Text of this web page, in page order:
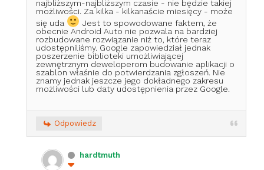
najbliższym-najbliższym czasie - nie będzie takiej
możliwości. Za kilka - kilkanaście miesięcy - może
się uda
Jest to spowodowane faktem, że
obecnie Android Auto nie pozwala na bardziej
rozbudowane rozwiązanie niż to, które teraz
udostępniliśmy. Google zapowiedział jednak
poszerzenie biblioteki umożliwiającej
zewnętrznym deweloperom budowanie aplikacji o
szablon właśnie do potwierdzania zgłoszeń. Nie
znamy jednak jeszcze jego dokładnego zakresu
możliwości lub daty udostępnienia przez Google.
Odpowiedz
hardtmuth